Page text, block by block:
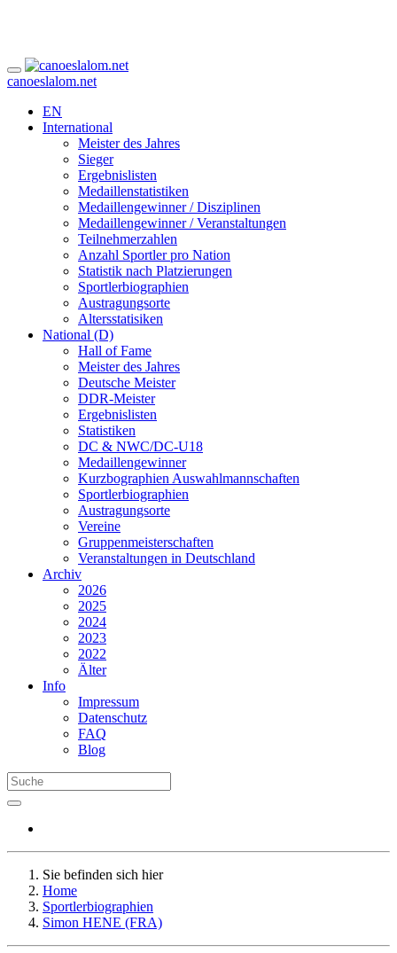
canoeslalom.net
EN
International
Meister des Jahres
Sieger
Ergebnislisten
Medaillenstatistiken
Medaillengewinner / Disziplinen
Medaillengewinner / Veranstaltungen
Teilnehmerzahlen
Anzahl Sportler pro Nation
Statistik nach Platzierungen
Sportlerbiographien
Austragungsorte
Altersstatisiken
National (D)
Hall of Fame
Meister des Jahres
Deutsche Meister
DDR-Meister
Ergebnislisten
Statistiken
DC & NWC/DC-U18
Medaillengewinner
Kurzbographien Auswahlmannschaften
Sportlerbiographien
Austragungsorte
Vereine
Gruppenmeisterschaften
Veranstaltungen in Deutschland
Archiv
2026
2025
2024
2023
2022
Älter
Info
Impressum
Datenschutz
FAQ
Blog
Sie befinden sich hier
Home
Sportlerbiographien
Simon HENE (FRA)